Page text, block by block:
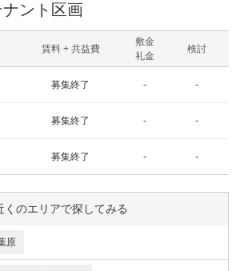
ント区画
賃料 + 共益費
敷金
礼金
検討
募集終了 - -
募集終了 - -
募集終了 - -
くのエリアで探してみる
原